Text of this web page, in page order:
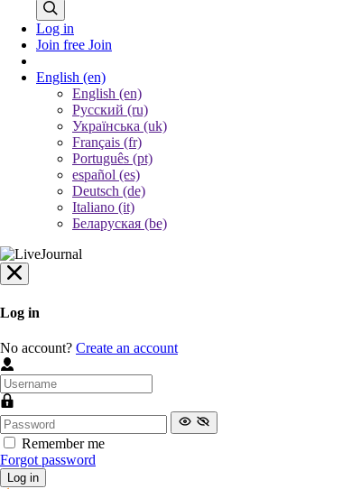
Log in
Join free Join
English (en)
English (en)
Русский (ru)
Українська (uk)
Français (fr)
Português (pt)
español (es)
Deutsch (de)
Italiano (it)
Беларуская (be)
Log in
No account? Create an account
Remember me
Forgot password
Log in